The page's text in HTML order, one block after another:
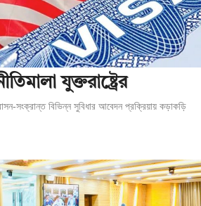
যুক্তরাষ্ট্রের
সংক্রান্ত বিভিন্ন সুবিধার আবেদন প্রক্রিয়ায় কড়াকড়ি